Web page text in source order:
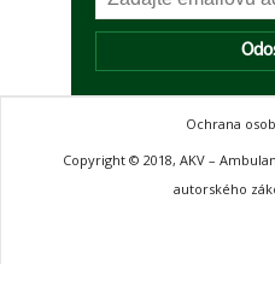
Ochrana
Copyright © 2018, AKV –
autorského